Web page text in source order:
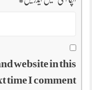
website in this
time I comment.